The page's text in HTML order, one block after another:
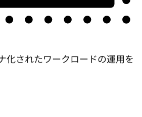
化されたワークロードの運用を